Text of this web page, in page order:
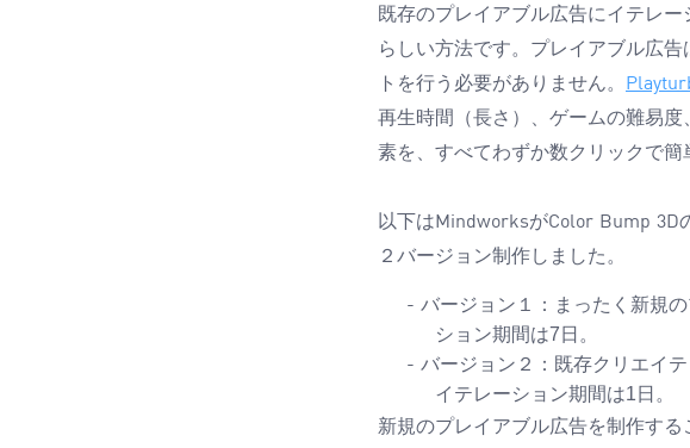
既存のプレイアブル広告にイテレ
らしい方法です。プレイアブル広告
トを行う必要がありません。
再生時間（長さ）、ゲームの難易度
素を、すべてわずか数クリックで簡
以下はMindworksがColor Bump 3D
２バージョン制作しました。
- バージョン１：まったく新規
ション期間は7 日。
- バージョン２：既存クリエイ
イテレーション期間は1 日。
新規のプレイアブル広告を制作す